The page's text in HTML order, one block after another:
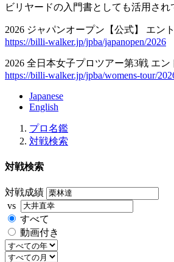
ビリヤードの入門書としても活用され
2026 ジャパンオープン【公式】 エン
https://billi-walker.jp/jpba/japanopen/2026
2026 全日本女子プロツアー第3戦 エン
https://billi-walker.jp/jpba/womens-tour/
Japanese
English
プロ名鑑
対戦検索
対戦検索
対戦成績
vs
すべて
動画付き